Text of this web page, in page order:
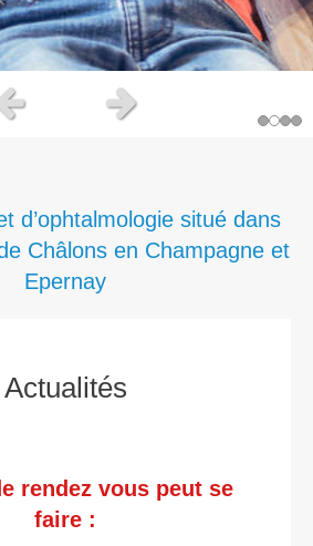
Slide précédentSlide suivant
d’ophtalmologie situé dans
Châlons en Champagne et
Epernay
Actualités
rendez vous peut se
faire :